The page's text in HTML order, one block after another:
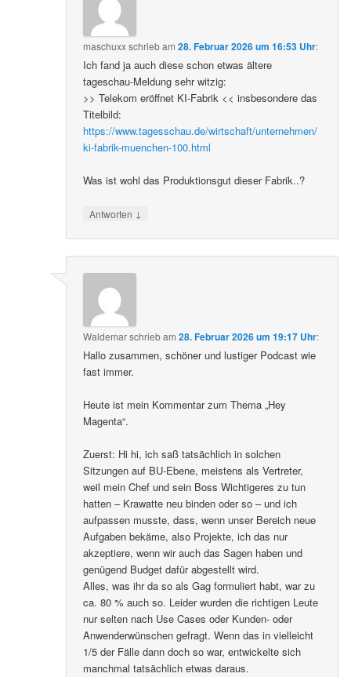
maschuxxschriebam28. Februar 2026 um 16:53 Uhr:
Ich fand ja auch diese schon etwas ältere
tageschau-Meldung sehr witzig:
>> Telekom eröffnet KI-Fabrik << insbesondere das
Titelbild:
https://www.tagesschau.de/wirtschaft/unternehmen/
ki-fabrik-muenchen-100.html
Was ist wohl das Produktionsgut dieser Fabrik..?
Antworten ↓
Waldemarschriebam28. Februar 2026 um 19:17 Uhr:
Hallo zusammen, schöner und lustiger Podcast wie
fast immer.
Heute ist mein Kommentar zum Thema „Hey
Magenta“.
Zuerst: Hi hi, ich saß tatsächlich in solchen
Sitzungen auf BU-Ebene, meistens als Vertreter,
weil mein Chef und sein Boss Wichtigeres zu tun
hatten – Krawatte neu binden oder so – und ich
aufpassen musste, dass, wenn unser Bereich neue
Aufgaben bekäme, also Projekte, ich das nur
akzeptiere, wenn wir auch das Sagen haben und
genügend Budget dafür abgestellt wird.
Alles, was ihr da so als Gag formuliert habt, war zu
ca. 80 % auch so. Leider wurden die richtigen Leute
nur selten nach Use Cases oder Kunden- oder
Anwenderwünschen gefragt. Wenn das in vielleicht
1/5 der Fälle dann doch so war, entwickelte sich
manchmal tatsächlich etwas daraus.